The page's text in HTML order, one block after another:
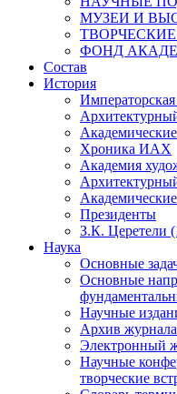
МУЗЕИ И
ФОНД
Состав
История
Хроника ИАХ
Академия
Президенты
З.К. Церетели
Наука
Основные
Основные
Научные
Архив
Электронный
Научные
творческие